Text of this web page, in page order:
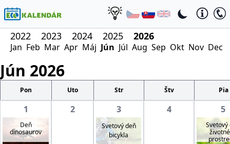
2022 2023 2024 2025 2026
Jan Feb Mar Apr Máj Jún Júl Aug Sep Okt Nov Dec
Jún 2026
Pon Uto Str Štv Pia
1
Deň
dinosaurov
2 3
Svetový deň
bicykla
4 5
Svetový